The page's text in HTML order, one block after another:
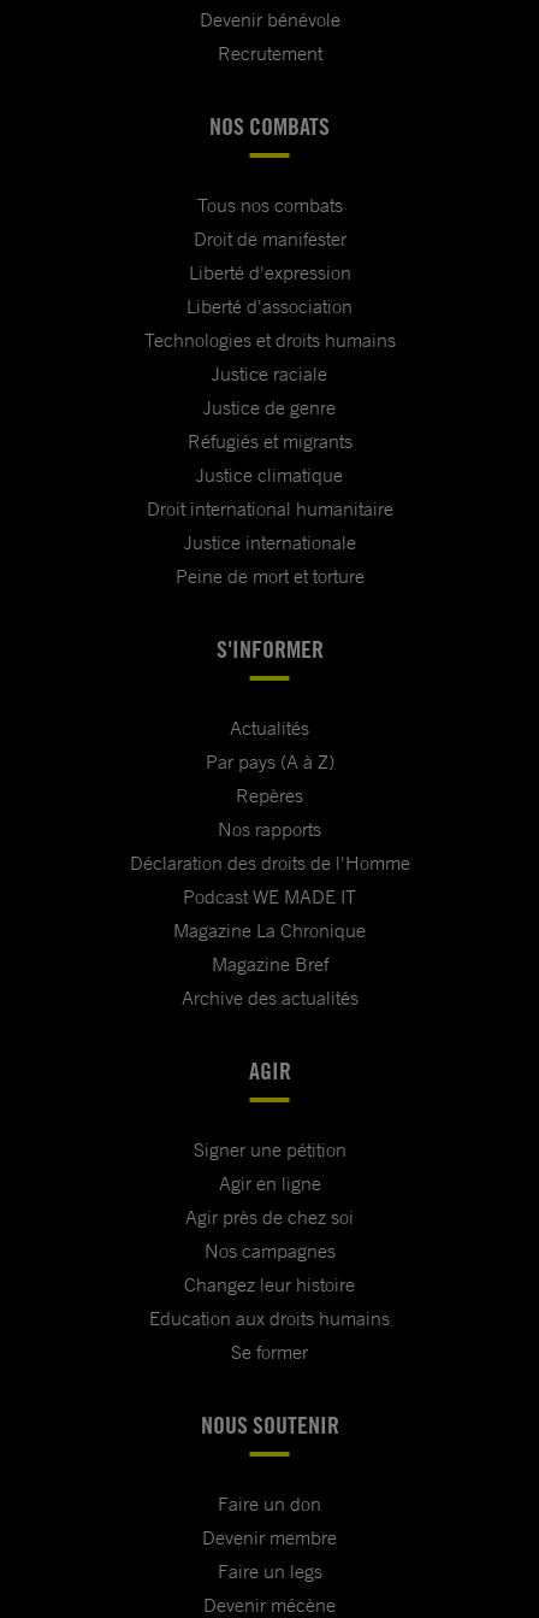
Devenir bénévole
Recrutement
NOS COMBATS
Tous nos combats
Droit de manifester
Liberté d'expression
Liberté d'association
Technologies et droits humains
Justice raciale
Justice de genre
Réfugiés et migrants
Justice climatique
Droit international humanitaire
Justice internationale
Peine de mort et torture
S'INFORMER
Actualités
Par pays (A à Z)
Repères
Nos rapports
Déclaration des droits de l'Homme
Podcast WE MADE IT
Magazine La Chronique
Magazine Bref
Archive des actualités
AGIR
Signer une pétition
Agir en ligne
Agir près de chez soi
Nos campagnes
Changez leur histoire
Education aux droits humains
Se former
NOUS SOUTENIR
Faire un don
Devenir membre
Faire un legs
Devenir mécène